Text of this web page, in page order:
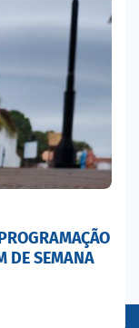
DE SEMANA